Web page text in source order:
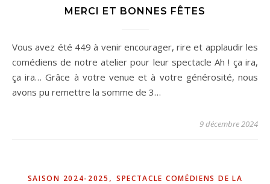
MERCI ET BONNES FÊTES
Vous avez été 449 à venir encourager, rire et applaudir les
comédiens de notre atelier pour leur spectacle Ah ! ça ira,
ça ira… Grâce à votre venue et à votre générosité, nous
avons pu remettre la somme de 3…
9 décembre 2024
SAISON 2024-2025 , SPECTACLE COMÉDIENS DE LA